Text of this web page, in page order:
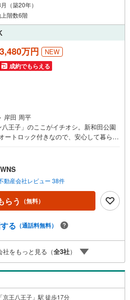
（築20年）
階数6階
3,480万円 NEW
成約でもらえる
岸田 周平
八王子」のここがイチオシ。新和田公園
ートロック付きなので、安心して暮らす
ッチン付きの物件です。駅まで歩いて
駅徒歩12分の物件です。システムキッ
れにくいのでご好評です。【年中無休/
物件は特にお問い合わせが集中するた
話下さい。「室内・現地を見学する」ボ
くとご見学がスムーズです。■その他、各
ーション■住まいの広場TOWNSからお客
軽にお問い合わせ下さい♪駐車場もご
でのお越しも大歓迎です！
動産会社レビュー 38件
らう （無料）
る （通話料無料）
をもっと見る（全3社）
京王八王子」駅 徒歩17分